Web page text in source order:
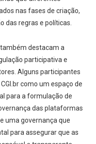
nas fases de criação,
das regras e políticas.
destacam a
participativa e
Alguns participantes
como um espaço de
para a formulação de
das plataformas
uma governança que
para assegurar que as